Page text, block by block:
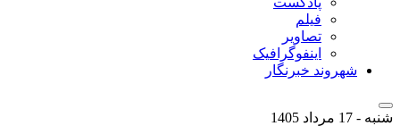
فیلم
تصاویر
اینفوگرافیک
شهروند خبرنگار
شنبه - 17 مرداد 1405